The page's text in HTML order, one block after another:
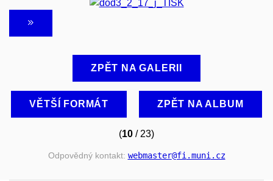
ZPĚT NA GALERII
VĚTŠÍ FORMÁT ZPĚT NA ALBUM
(10 / 23)
Odpovědný kontakt: webmaster@fi.muni.cz